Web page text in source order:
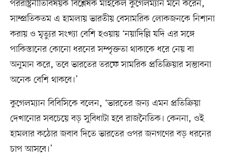
পররাষ্ট্রনীতিবিষয়ক বিশ্লেষক মাইকেল কুগেলম্যান মনে করেন,
সাম্প্রতিকতম এ হামলায় ভারতীয় বেসামরিক লোকজনকে নিশানা
করায় ও মৃত্যুর সংখ্যা বেশি হওয়ায় ‘নয়াদিল্লি যদি এর সঙ্গে
পাকিস্তানের কোনো ধরনের সম্পৃক্ততা থাকাকে ধরে নেয় বা
অনুমান করে, তবে ভারতের তরফে সামরিক প্রতিক্রিয়ার সম্ভাবনা
অনেক বেশি থাকবে।’
কুগেলম্যান বিবিসিকে বলেন, ‘ভারতের জন্য এমন প্রতিক্রিয়া
দেখানোর সবচেয়ে বড় সুবিধাটা হবে রাজনৈতিক। কেননা, ওই
হামলার কঠোর জবাব দিতে ভারতের ওপর জনগণের বড় ধরনের
চাপ আসবে।’